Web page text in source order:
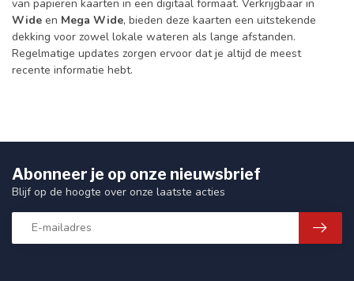
van papieren kaarten in een digitaal formaat. Verkrijgbaar in
Wide en Mega Wide, bieden deze kaarten een uitstekende
dekking voor zowel lokale wateren als lange afstanden.
Regelmatige updates zorgen ervoor dat je altijd de meest
recente informatie hebt.
Abonneer je op onze nieuwsbrief
Blijf op de hoogte over onze laatste acties